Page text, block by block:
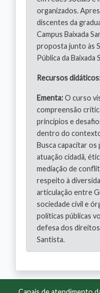
organizados.
discentes da
Campus Baixada
proposta junto às
Pública da Baixada
Recursos
Ementa:O curso
compreensão
princípios e
dentro do
Busca capacitar os
atuação cidadã,
mediação de
respeito à
articulação entre
sociedade civil e
políticas públicas
defesa dos direitos
Santista.